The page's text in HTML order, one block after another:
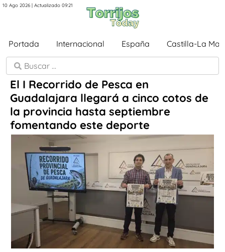
10 Ago 2026 | Actualizado 09:21
Portada Internacional España Castilla-La
El I Recorrido de Pesca en
Guadalajara llegará a cinco cotos de
la provincia hasta septiembre
fomentando este deporte